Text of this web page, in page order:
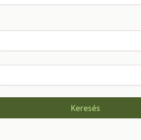
Keresés